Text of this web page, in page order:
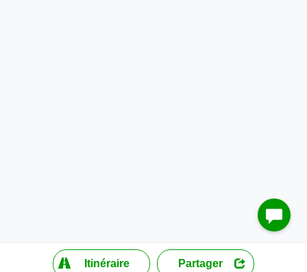
MapLibre OpenStreetMap contributors
Itinéraire Partager